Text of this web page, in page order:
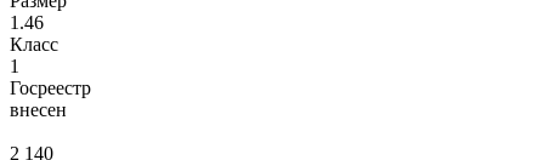
1.46
Класс
1
Госреестр
внесен
2 140